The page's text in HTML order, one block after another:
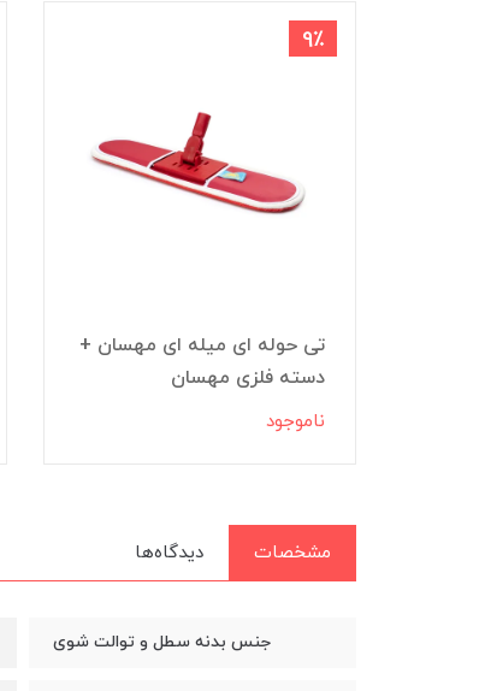
9٪
تی حوله ای میله ای مهسان +
دسته فلزی مهسان
ناموجود
مشخصات دیدگاه‌ها
جنس بدنه سطل و توالت شوی